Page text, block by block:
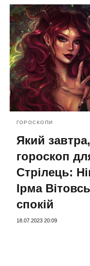
ГОРОСКОПИ
Який
гороскоп
Стрілець:
Ірма
спокій
18.07.2023 20:09